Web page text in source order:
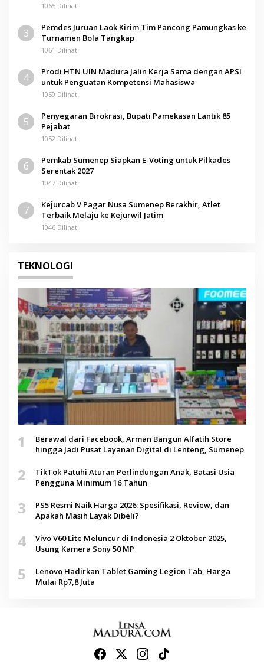
1065 Dilihat
3
Pemdes Juruan Laok Kirim Tim Pancong Pamungkas ke
Turnamen Bola Tangkap
1061 Dilihat
4
Prodi HTN UIN Madura Jalin Kerja Sama dengan APSI
untuk Penguatan Kompetensi Mahasiswa
1059 Dilihat
5
Penyegaran Birokrasi, Bupati Pamekasan Lantik 85
Pejabat
1052 Dilihat
6
Pemkab Sumenep Siapkan E-Voting untuk Pilkades
Serentak 2027
1047 Dilihat
7
Kejurcab V Pagar Nusa Sumenep Berakhir, Atlet
Terbaik Melaju ke Kejurwil Jatim
1046 Dilihat
TEKNOLOGI
1
Berawal dari Facebook, Arman Bangun Alfatih Store
hingga Jadi Pusat Layanan Digital di Lenteng, Sumenep
2
TikTok Patuhi Aturan Perlindungan Anak, Batasi Usia
Pengguna Minimum 16 Tahun
3
PS5 Resmi Naik Harga 2026: Spesifikasi, Review, dan
Apakah Masih Layak Dibeli?
4
Vivo V60 Lite Meluncur di Indonesia 2 Oktober 2025,
Usung Kamera Sony 50 MP
5
Lenovo Hadirkan Tablet Gaming Legion Tab, Harga
Mulai Rp7,8 Juta